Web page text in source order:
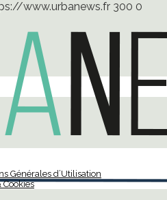
www.urbanews.fr 300 0
Générales d’Utilisation